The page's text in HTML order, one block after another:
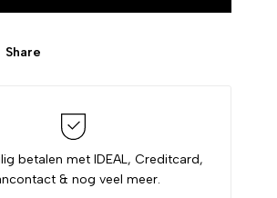
Share
betalen met IDEAL, Creditcard,
& nog veel meer.